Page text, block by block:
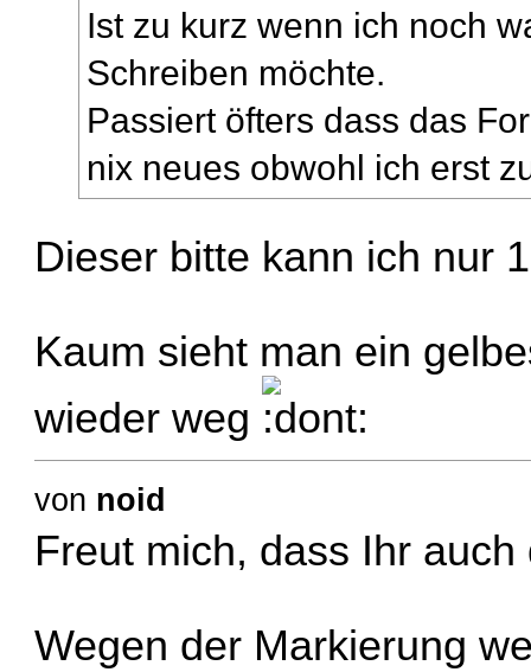
Ist zu kurz wenn ich noch
Schreiben möchte.
Passiert öfters dass das
nix neues obwohl ich erst
Dieser bitte kann ich nur
Kaum sieht man ein
wieder weg
von noid
Freut mich, dass Ihr
Wegen der Markierung